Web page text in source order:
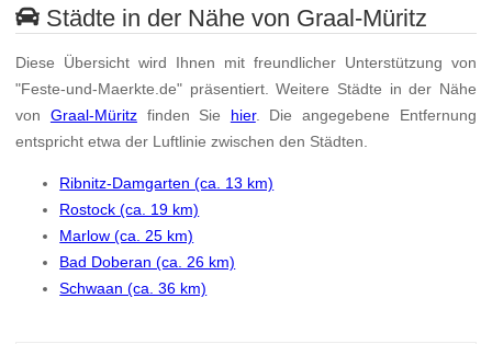
Städte in der Nähe von Graal-Müritz
Diese Übersicht wird Ihnen mit freundlicher Unterstützung von
"Feste-und-Maerkte.de" präsentiert. Weitere Städte in der Nähe
von Graal-Müritzfinden Sie hier. Die angegebene Entfernung
entspricht etwa der Luftlinie zwischen den Städten.
Ribnitz-Damgarten (ca. 13 km)
Rostock (ca. 19 km)
Marlow (ca. 25 km)
Bad Doberan (ca. 26 km)
Schwaan (ca. 36 km)